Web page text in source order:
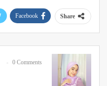
Share
Facebook
0 Comments